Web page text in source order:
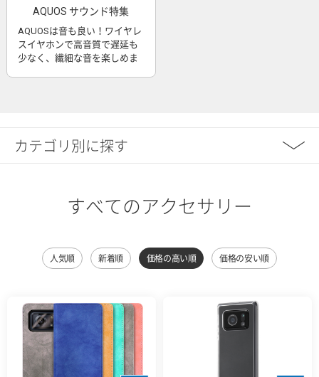
AQUOS サウンド特集
AQUOSは音も良い！ワイヤレ
スイヤホンで高音質で遅延も
少なく、繊細な音を楽しめま
カテゴリ別に探す
すべてのアクセサリー
人気順 新着順 価格の高い順 価格の安い順